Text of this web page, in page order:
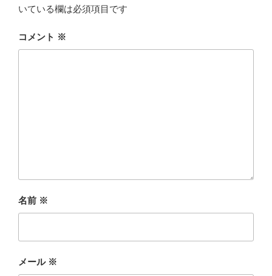
いている欄は必須項目です
コメント ※
名前 ※
メール ※